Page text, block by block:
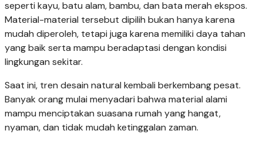
seperti kayu, batu alam, bambu, dan bata merah ekspos.
Material-material tersebut dipilih bukan hanya karena
mudah diperoleh, tetapi juga karena memiliki daya tahan
yang baik serta mampu beradaptasi dengan kondisi
lingkungan sekitar.
Saat ini, tren desain natural kembali berkembang pesat.
Banyak orang mulai menyadari bahwa material alami
mampu menciptakan suasana rumah yang hangat,
nyaman, dan tidak mudah ketinggalan zaman.